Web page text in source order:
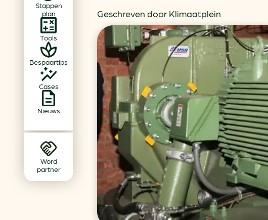
Stappen
plan
Tools
Bespaartips
Cases
Nieuws
Word
partner
Partners
Word partner
Contact
Dossiers
Achtergrond klimaatverandering
Beprijzing van CO2
Ondernemen zonder aardgas
Verduurzamen bedrijventerrein
Klimaattransitie op wijkniveau
In
Op
In
Geschreven door Klimaatplein